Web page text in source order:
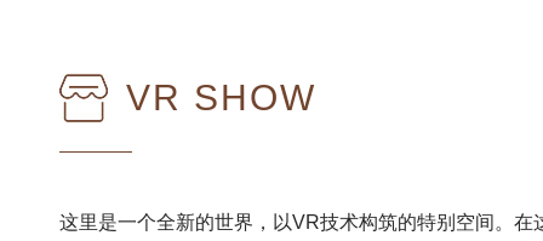
VR SHOW
这里是一个全新的世界，以VR技术构筑的特别空间。在